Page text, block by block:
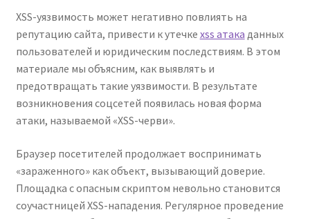
Get Started
Join Affiliate Program
Kayla Test Page
My account
XSS-уязвимость может негативно повлиять на
репутацию сайта, привести к утечке xss атака данных
пользователей и юридическим последствиям. В этом
материале мы объясним, как выявлять и
предотвращать такие уязвимости. В результате
возникновения соцсетей появилась новая форма
атаки, называемой «XSS-черви».
Браузер посетителей продолжает воспринимать
«зараженного» как объект, вызывающий доверие.
Площадка с опасным скриптом невольно становится
соучастницей XSS-нападения. Регулярное проведение